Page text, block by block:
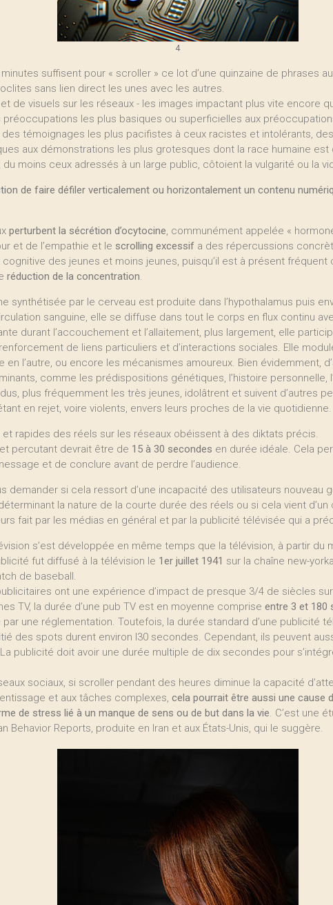
4
suffisent pour « scroller » ce lot d’une quinzaine de phrases
sans lien direct les unes avec les autres.
de visuels sur les réseaux - les images impactant plus vite encore
les plus basiques ou superficielles aux
témoignages les plus pacifistes à ceux racistes et intolérants,
aux démonstrations les plus grotesques dont la race humaine est
moins ceux adressés à un large public, côtoient la vulgarité ou la
de faire défiler verticalement ou horizontalement un contenu
perturbent la sécrétion d’ocytocine, communément appelée «
et de l’empathie et le scrolling excessif a des répercussions
des jeunes et moins jeunes, puisqu’il est à présent fréquent
réduction de la concentration.
synthétisée par le cerveau est produite dans l’hypothalamus puis
sanguine, elle se diffuse dans tout le corps en flux continu
durant l’accouchement et l’allaitement, plus largement, elle
de liens particuliers et d’interactions sociales. Elle
en l’autre, ou encore les mécanismes amoureux. Bien évidemment,
comme les prédispositions génétiques, l’histoire personnelle,
plus fréquemment les très jeunes, idolâtrent et suivent d’autres
en rejet, voire violents, envers leurs proches de la vie quotidienne.
rapides des réels sur les réseaux obéissent à des diktats précis.
percutant devrait être de 15 à 30 secondes en durée idéale. Cela
et de conclure avant de perdre l’audience.
demander si cela ressort d’une incapacité des utilisateurs nouveau
la nature de la courte durée des réels ou si cela vient
fait par les médias en général et par la publicité télévisée qui a
s’est développée en même temps que la télévision, à partir du
fut diffusé à la télévision le 1er juillet 1941 sur la chaîne new-
de baseball.
ont une expérience d’impact de presque 3/4 de siècles
TV, la durée d’une pub TV est en moyenne comprise entre 3 et 180
par une réglementation. Toutefois, la durée standard d’une publicité
des spots durent environ l30 secondes. Cependant, ils peuvent
publicité doit avoir une durée multiple de dix secondes pour
sociaux, si scroller pendant des heures diminue la capacité
et aux tâches complexes, cela pourrait être aussi une cause
de stress lié à un manque de sens ou de but dans la vie. C’est une
Behavior Reports, produite en Iran et aux États-Unis, qui le suggère.